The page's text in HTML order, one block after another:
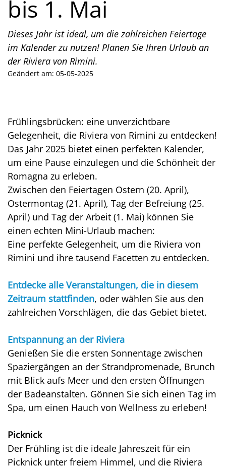
bis 1. Mai
Dieses Jahr ist ideal, um die zahlreichen Feiertage
im Kalender zu nutzen! Planen Sie Ihren Urlaub an
der Riviera von Rimini.
Geändert am: 05-05-2025
Frühlingsbrücken: eine unverzichtbare
Gelegenheit, die Riviera von Rimini zu entdecken!
Das Jahr 2025 bietet einen perfekten Kalender,
um eine Pause einzulegen und die Schönheit der
Romagna zu erleben.
Zwischen den Feiertagen Ostern (20. April),
Ostermontag (21. April), Tag der Befreiung (25.
April) und Tag der Arbeit (1. Mai) können Sie
einen echten Mini-Urlaub machen:
Eine perfekte Gelegenheit, um die Riviera von
Rimini und ihre tausend Facetten zu entdecken.
Entdecke alle Veranstaltungen, die in diesem
Zeitraum stattfinden, oder wählen Sie aus den
zahlreichen Vorschlägen, die das Gebiet bietet.
Entspannung an der Riviera
Genießen Sie die ersten Sonnentage zwischen
Spaziergängen an der Strandpromenade, Brunch
mit Blick aufs Meer und den ersten Öffnungen
der Badeanstalten. Gönnen Sie sich einen Tag im
Spa, um einen Hauch von Wellness zu erleben!
Picknick
Der Frühling ist die ideale Jahreszeit für ein
Picknick unter freiem Himmel, und die Riviera